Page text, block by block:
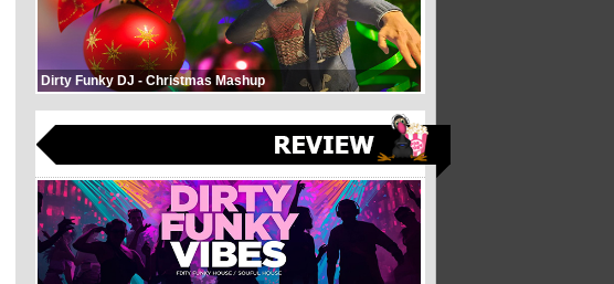
Dirty Funky DJ - Christmas Mashup